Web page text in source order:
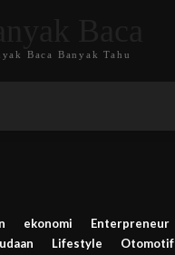
Baca Banyak Tahu
ekonomi Enterpreneur
Lifestyle Otomotif